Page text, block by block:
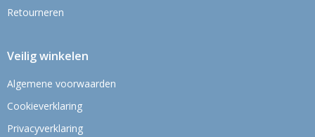
Retourneren
Veilig winkelen
Algemene voorwaarden
Cookieverklaring
Privacyverklaring